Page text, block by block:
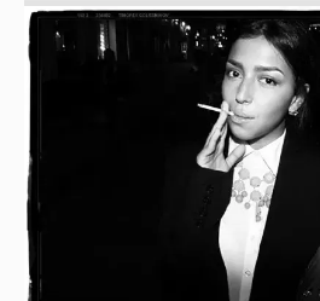
Рублёвские дочки 187